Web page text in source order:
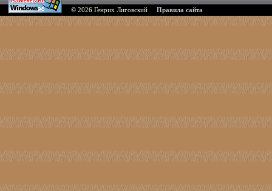
© 2026 Генрих Лиговский Правила сайта